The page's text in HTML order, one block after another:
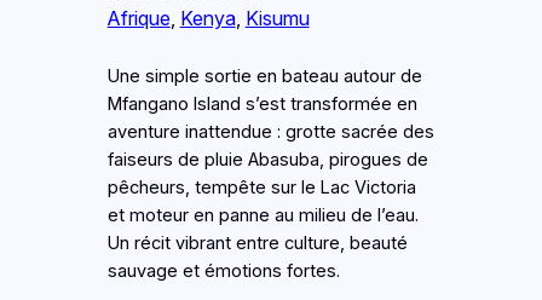
Afrique, Kenya, Kisumu
Une simple sortie en bateau autour de
Mfangano Island s’est transformée en
aventure inattendue : grotte sacrée des
faiseurs de pluie Abasuba, pirogues de
pêcheurs, tempête sur le Lac Victoria
et moteur en panne au milieu de l’eau.
Un récit vibrant entre culture, beauté
sauvage et émotions fortes.